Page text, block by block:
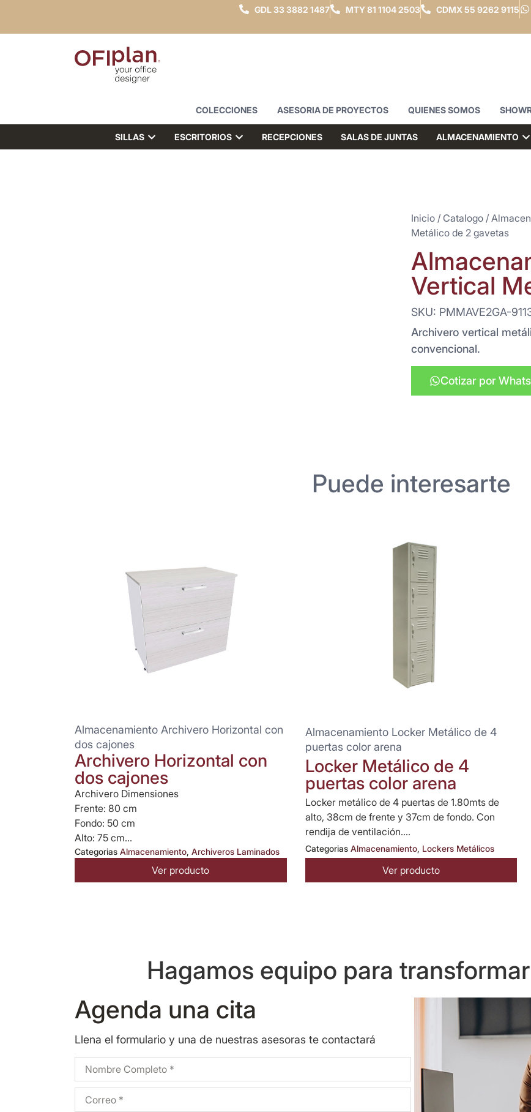
GDL33 3882 1487 MTY81 1104 2503 CDMX 55 9262 9115
COLECCIONES ASESORIA DE PROYECTOS QUIENES SOMOS
SILLAS ESCRITORIOS RECEPCIONES SALAS DE JUNTAS ALMACENAMIENTO
Inicio / Catalogo /
Metálico de 2 gavetas
Vertical
SKU: PMMAVE2GA-
Archivero vertical
convencional.
Cotizar por
Puede interesarte
Almacenamiento Archivero Horizontal con
dos cajones
Archivero Horizontal con
dos cajones
Archivero Dimensiones
Frente: 80 cm
Fondo: 50 cm
Alto: 75 cm...
Categorias Almacenamiento, Archiveros Laminados
Ver producto
Almacenamiento Locker Metálico de 4
puertas color arena
Locker Metálico de 4
puertas color arena
Locker metálico de 4 puertas de 1.80mts de
alto, 38cm de frente y 37cm de fondo. Con
rendija de ventilación....
Categorias Almacenamiento, Lockers Metálicos
Ver producto
Hagamos equipo para
Agenda una cita
Llena el formulario y una de nuestras asesoras te contactará